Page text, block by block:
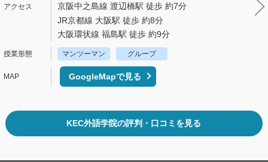
京阪中之島線 渡辺橋駅 徒歩 約7分
JR京都線 大阪駅 徒歩 約8分
大阪環状線 福島駅 徒歩 約9分
マンツーマン グループ
GoogleMapで見る
KEC外語学院の評判・口コミを見る